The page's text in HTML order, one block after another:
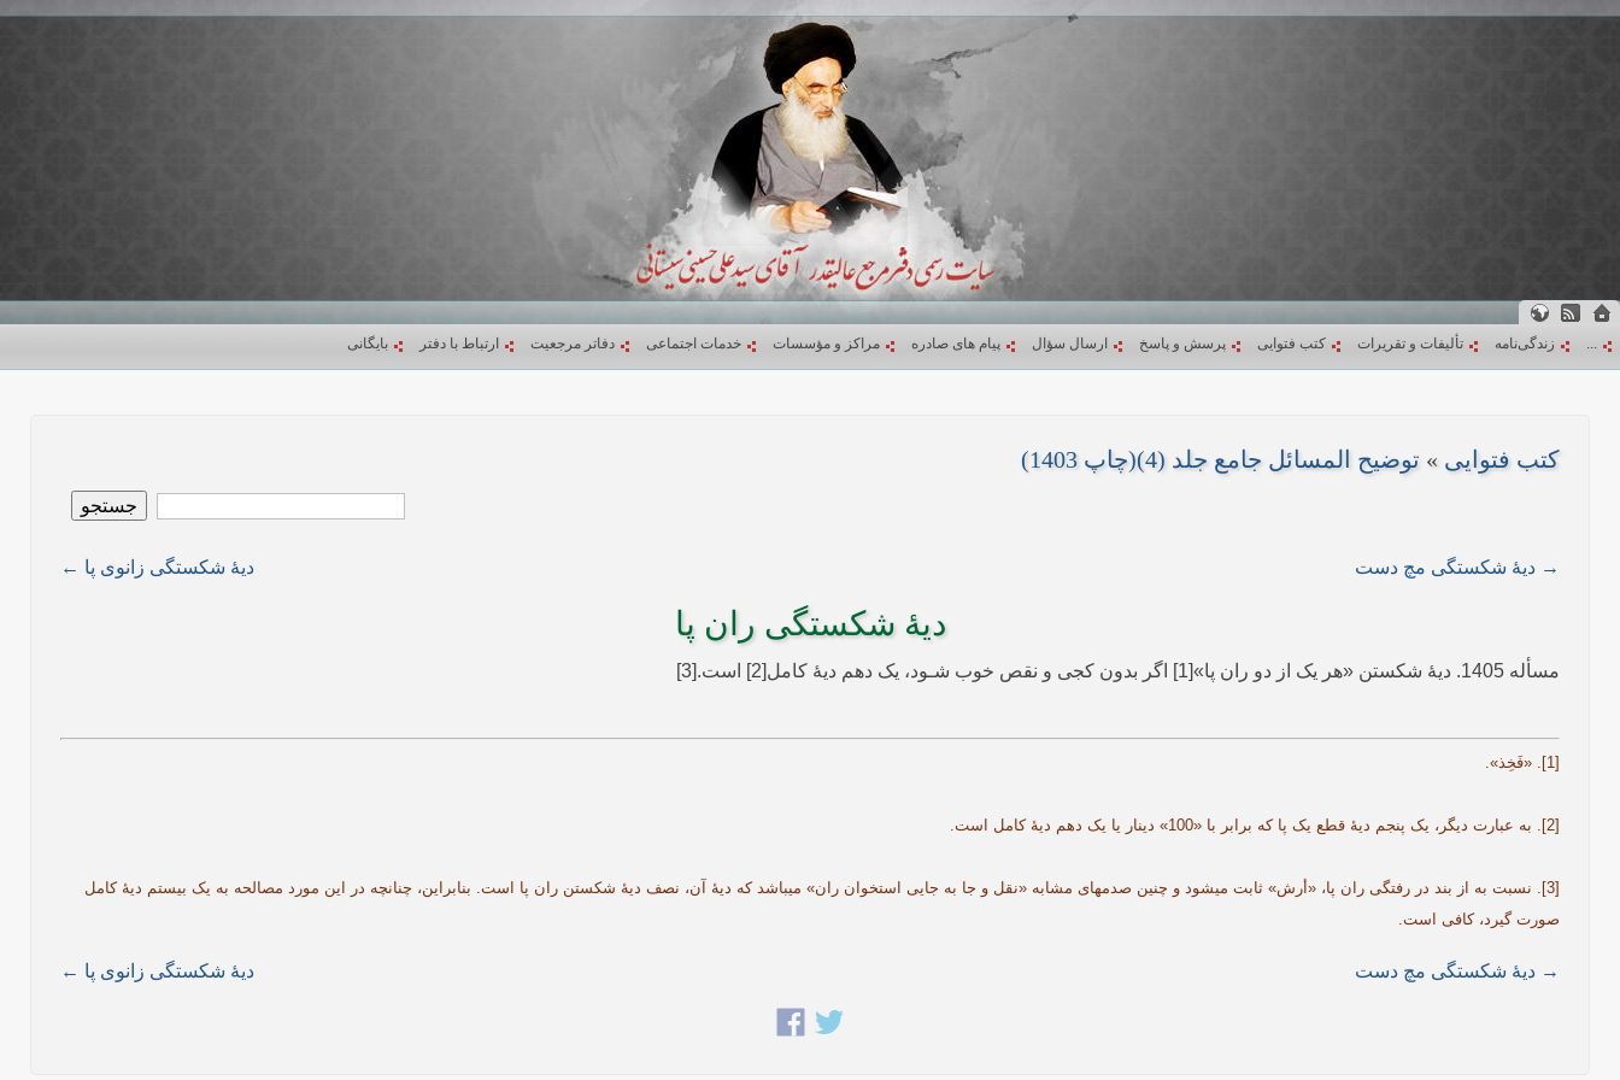
... زندگی‌نامه تألیفات و تقریرات کتب فتوایی پرسش و پاسخ ارسال سؤال پیام های صادره مراکز و مؤسسات خدمات اجتماعی دفاتر مرجعیت ارتباط با دفتر بایگانی
کتب فتوایی » توضیح المسائل جامع جلد (4)(چاپ 1403)
جستجو
دیۀ شکستگی زانوی پا ← → دیۀ شکستگی مچ دست
دیۀ شکستگی ران پا
مسأله 1405. دیۀ شکستن «هر یک از دو ران پا»[1] اگر بدون کجی و نقص خوب شـود، یک دهم دیۀ کامل[2] است.[3]
[1]. «فَخِذ».
[2]. به عبارت دیگر، یک پنجم دیۀ قطع یک پا که برابر با «100» دینار یا یک دهم دیۀ کامل است.
[3]. نسبت به از بند در رفتگی ران پا، «أرش» ثابت می­شود و چنین صدمه­ای مشابه «نقل و جا به جایی استخوان ران» می­باشد که دیۀ آن، نصف دیۀ شکستن ران پا است. بنابراین، چنانچه در این مورد مصالحه به یک بیستم دیۀ کامل
صورت گیرد، کافی است.
دیۀ شکستگی زانوی پا ← → دیۀ شکستگی مچ دست